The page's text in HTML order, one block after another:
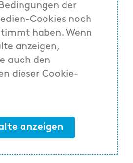
der
Cookies noch
haben. Wenn
anzeigen,
auch den
dieser Cookie-
anzeigen